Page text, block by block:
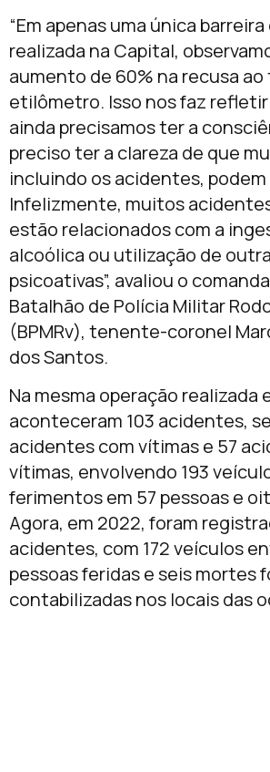
“Em apenas uma única
realizada na Capital,
aumento de 60% na recusa
etilômetro. Isso nos faz
ainda precisamos ter a
preciso ter a clareza de que
incluindo os acidentes,
Infelizmente, muitos
estão relacionados com a
alcoólica ou utilização de
psicoativas”, avaliou o
Batalhão de Polícia Militar
(BPMRv), tenente-coronel
dos Santos.
Na mesma operação realizada
aconteceram 103 acidentes,
acidentes com vítimas e 57
vítimas, envolvendo 193
ferimentos em 57 pessoas e
Agora, em 2022, foram
acidentes, com 172 veículos
pessoas feridas e seis mortes
contabilizadas nos locais das